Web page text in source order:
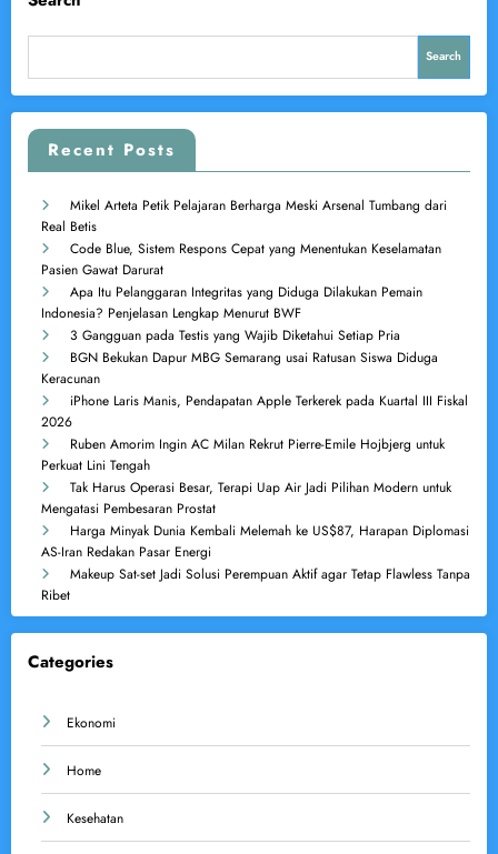
Search
Recent Posts
Mikel Arteta Petik Pelajaran Berharga Meski Arsenal Tumbang dari
Real Betis
Code Blue, Sistem Respons Cepat yang Menentukan Keselamatan
Pasien Gawat Darurat
Apa Itu Pelanggaran Integritas yang Diduga Dilakukan Pemain
Indonesia? Penjelasan Lengkap Menurut BWF
3 Gangguan pada Testis yang Wajib Diketahui Setiap Pria
BGN Bekukan Dapur MBG Semarang usai Ratusan Siswa Diduga
Keracunan
iPhone Laris Manis, Pendapatan Apple Terkerek pada Kuartal III Fiskal
2026
Ruben Amorim Ingin AC Milan Rekrut Pierre-Emile Hojbjerg untuk
Perkuat Lini Tengah
Tak Harus Operasi Besar, Terapi Uap Air Jadi Pilihan Modern untuk
Mengatasi Pembesaran Prostat
Harga Minyak Dunia Kembali Melemah ke US$87, Harapan Diplomasi
AS-Iran Redakan Pasar Energi
Makeup Sat-set Jadi Solusi Perempuan Aktif agar Tetap Flawless Tanpa
Ribet
Categories
Ekonomi
Home
Kesehatan